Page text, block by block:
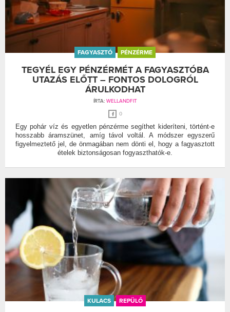
FAGYASZTÓ PÉNZÉRME
TEGYÉL EGY PÉNZÉRMÉT A FAGYASZTÓBA
UTAZÁS ELŐTT – FONTOS DOLOGRÓL
ÁRULKODHAT
ÍRTA: WELLANDFIT
0
Egy pohár víz és egyetlen pénzérme segíthet kideríteni, történt-e
hosszabb áramszünet, amíg távol voltál. A módszer egyszerű
figyelmeztető jel, de önmagában nem dönti el, hogy a fagyasztott
ételek biztonságosan fogyaszthatók-e.
KULACS REPÜLŐ